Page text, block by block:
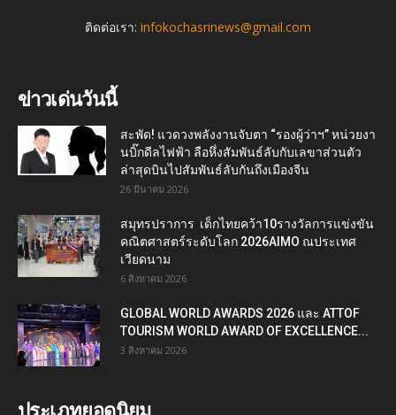
ติดต่อเรา: infokochasrinews@gmail.com
ข่าวเด่นวันนี้
สะพัด! แวดวงพลังงานจับตา “รองผู้ว่าฯ” หน่วยงา
นบิ๊กดีลไฟฟ้า ลือหึ่งสัมพันธ์ลับกับเลขาส่วนตัว
ล่าสุดบินไปสัมพันธ์ลับกันถึงเมืองจีน
26 มีนาคม 2026
สมุทรปราการ เด็กไทยคว้า10รางวัลการแข่งขัน
คณิตศาสตร์ระดับโลก 2026AIMO ณประเทศ
เวียดนาม
6 สิงหาคม 2026
GLOBAL WORLD AWARDS 2026 และ ATTOF
TOURISM WORLD AWARD OF EXCELLENCE...
3 สิงหาคม 2026